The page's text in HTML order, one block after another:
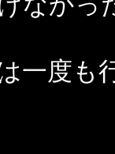
一度も